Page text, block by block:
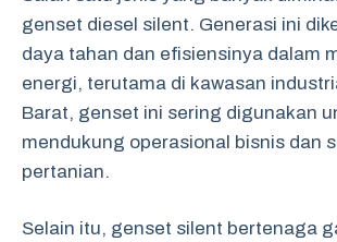
genset diesel silent. Generasi ini
daya tahan dan efisiensinya dalam
energi, terutama di kawasan
Barat, genset ini sering digunakan
mendukung operasional bisnis dan
pertanian.
Selain itu, genset silent bertenaga